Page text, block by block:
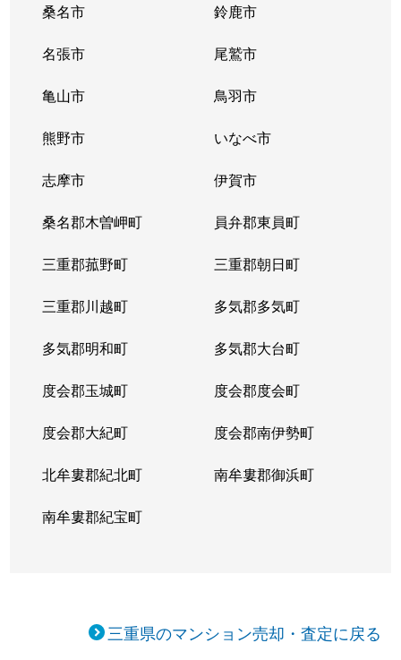
桑名市 鈴鹿市
名張市 尾鷲市
亀山市 鳥羽市
熊野市 いなべ市
志摩市 伊賀市
桑名郡木曽岬町 員弁郡東員町
三重郡菰野町 三重郡朝日町
三重郡川越町 多気郡多気町
多気郡明和町 多気郡大台町
度会郡玉城町 度会郡度会町
度会郡大紀町 度会郡南伊勢町
北牟婁郡紀北町 南牟婁郡御浜町
南牟婁郡紀宝町
三重県のマンション売却・査定に戻る